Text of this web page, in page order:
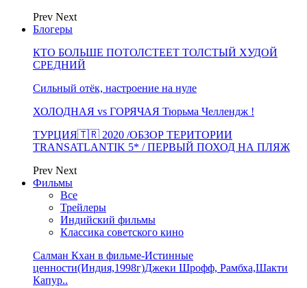
Prev Next
Блогеры
КТО БОЛЬШЕ ПОТОЛСТЕЕТ ТОЛСТЫЙ ХУДОЙ
СРЕДНИЙ
Сильный отёк, настроение на нуле
ХОЛОДНАЯ vs ГОРЯЧАЯ Тюрьма Челлендж !
ТУРЦИЯ🇹🇷 2020 /ОБЗОР ТЕРИТОРИИ
TRANSATLANTIK 5* / ПЕРВЫЙ ПОХОД НА ПЛЯЖ
Prev Next
Фильмы
Все
Трейлеры
Индийский фильмы
Классика советского кино
Салман Кхан в фильме-Истинные
ценности(Индия,1998г)Джеки Шрофф, Рамбха,Шакти
Капур..